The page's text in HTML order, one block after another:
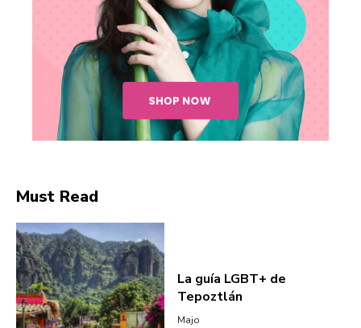
Must Read
La guía LGBT+ de
Tepoztlán
Majo